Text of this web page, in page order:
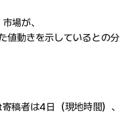
場が、
値動きを示しているとの分
者は4日（現地時間）、